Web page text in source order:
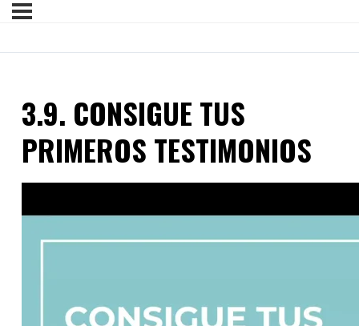
3.9. CONSIGUE TUS
PRIMEROS TESTIMONIOS